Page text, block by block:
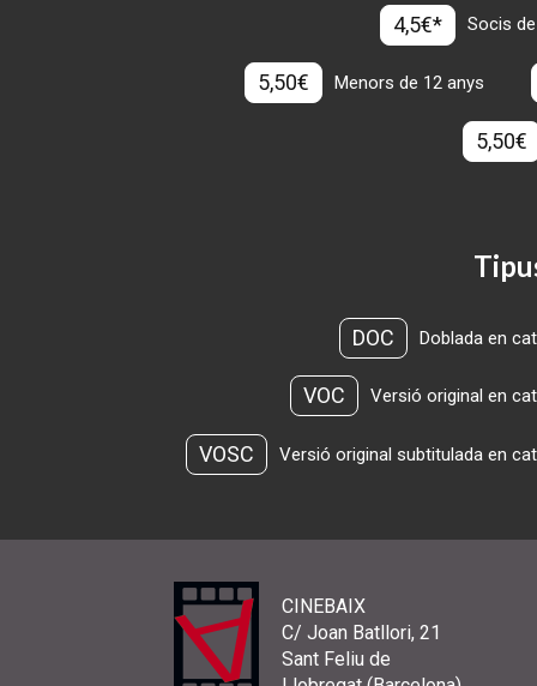
4,5€* Socis
5,50€ Menors de 12 anys
5,50€
DOC Doblada en
VOC Versió original en
VOSC Versió original subtitulada en
CINEBAIX
C/ Joan Batllori, 21
Sant Feliu de